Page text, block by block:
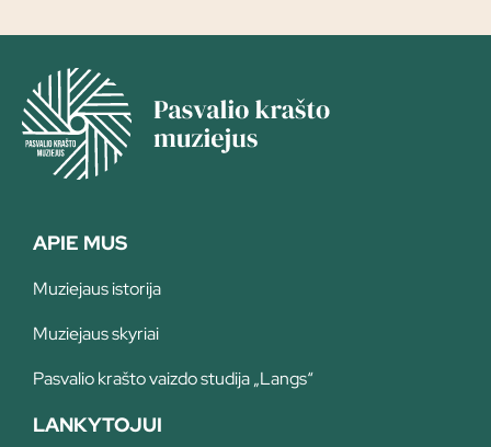
APIE MUS
Muziejaus istorija
Muziejaus skyriai
Pasvalio krašto vaizdo studija „Langs“
LANKYTOJUI